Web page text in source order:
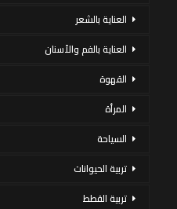
العناية بالشعر
العناية بالفم والأسنان
القهوة
المرأة
السياحة
تربية الحيوانات
تربية القطط